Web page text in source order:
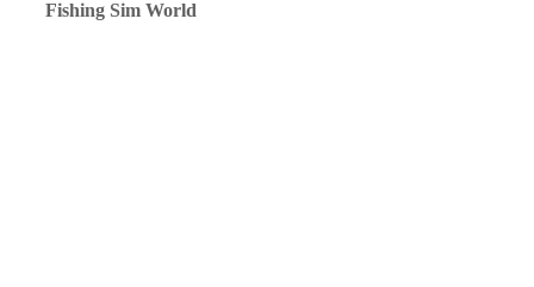
Fishing Sim World